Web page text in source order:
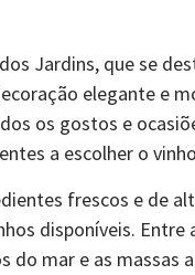
Jardins, que se
elegante e
os gostos e
a escolher o
frescos e de
disponíveis. Entre
mar e as massas